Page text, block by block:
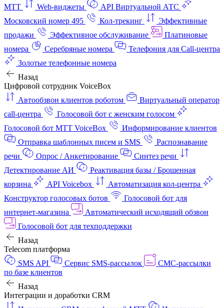
МТТ
Web-виджеты
API Виртуальной АТС
Московский номер 495
Кол-трекинг
Эффективные
продажи
Эффективное обслуживание
Платиновые
номера
Серебряные номера
Телефония для Call-центра
Золотые телефонные номера
Назад
Цифровой сотрудник VoiceBox
Автообзвон клиентов роботом
Виртуальный оператор
call-центра
Голосовой бот с женским голосом
Голосовой бот МТТ VoiceBox
Информирование клиентов
Отправка шаблонных писем и SMS
Распознавание
речи
Опрос / Анкетирование
Синтез речи
Детектирование АИ
Реактивация базы / Брошенная
корзина
API Voicebox
Автоматизация кол‑центра
Конструктор голосовых ботов
Голосовой бот для
интернет‑магазина
Автоматический исходящий обзвон
Голосовой бот для техподдержки
Назад
Telecom платформа
SMS API
Сервис SMS-рассылок
СМС-рассылки
по базе клиентов
Назад
Интеграции и доработки CRM